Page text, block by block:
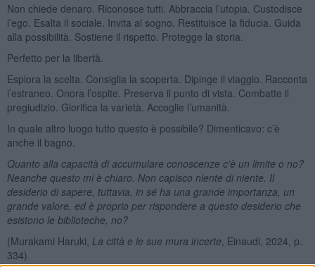
Non chiede denaro. Riconosce tutti. Abbraccia l’utopia. Custodisce
l’ego. Esalta il sociale. Invita al sogno. Restituisce la fiducia. Guida
alla possibilità. Sostiene il rispetto. Protegge la storia.
Perfetto per la libertà.
Esplora la scelta. Consiglia la scoperta. Dipinge il viaggio. Racconta
l’estraneo. Onora l’ospite. Preserva il punto di vista. Combatte il
pregiudizio. Glorifica la varietà. Accoglie l’umanità.
In quale altro luogo tutto questo è possibile? Dimenticavo: c’è
anche il bagno.
Quanto alla capacità di accumulare conoscenze c’è un limite o no?
Neanche questo mi è chiaro. Non capisco niente di niente. Il
desiderio di sapere, tuttavia, in sé ha una grande importanza, un
grande valore, ed è proprio per rispondere a questo desiderio che
esistono le biblioteche, no?
(Murakami Haruki, La città e le sue mura incerte , Einaudi, 2024, p.
334)